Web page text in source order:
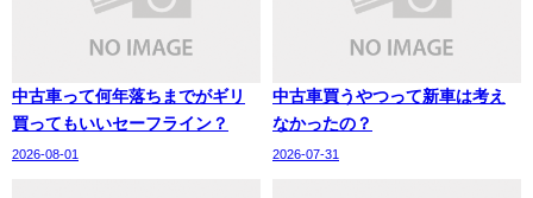
中古車って何年落ちまでがギリ
買ってもいいセーフライン？
2026-08-01
中古車買うやつって新車は考え
なかったの？
2026-07-31